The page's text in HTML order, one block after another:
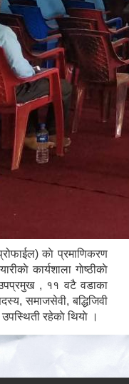
काे प्रमाणिकरण
कार्यशाला गाेष्ठीकाे
, ११ वटै वडाका
समाजसेवी, बद्धिजिवी
उपस्थिती रहेकाे थियाे ।